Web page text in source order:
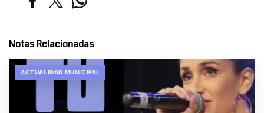
Notas Relacionadas
ACTUALIDAD MUNICIPAL